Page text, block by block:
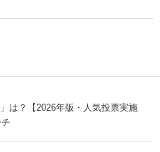
は？【2026年版・人気投票実施